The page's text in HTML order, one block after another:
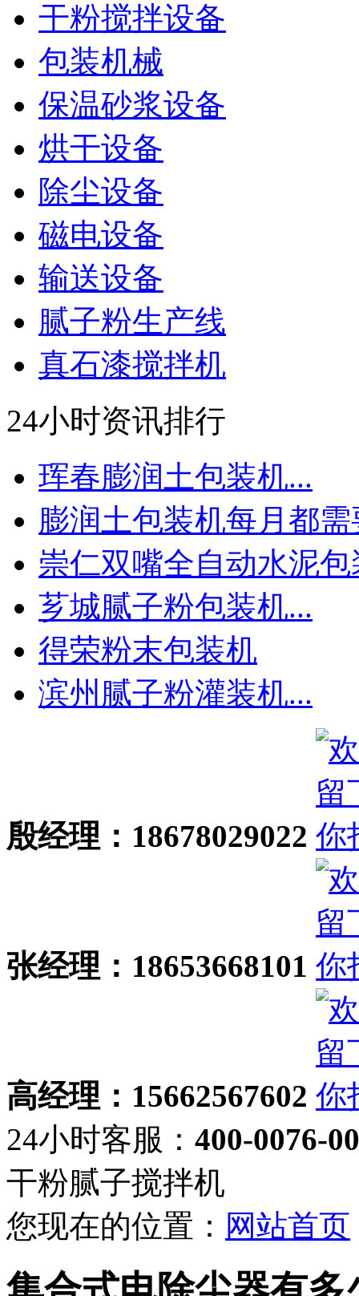
干粉搅拌设备
包装机械
保温砂浆设备
烘干设备
除尘设备
磁电设备
输送设备
腻子粉生产线
真石漆搅拌机
24小时资讯排行
珲春膨润土包装机...
膨润土包装机每月都需
崇仁双嘴全自动水泥包
芗城腻子粉包装机...
得荣粉末包装机
滨州腻子粉灌装机...
殷经理：18678029022
张经理：18653668101
高经理：15662567602
24小时客服： 400-0076-
干粉腻子搅拌机
您现在的位置： 网站首页